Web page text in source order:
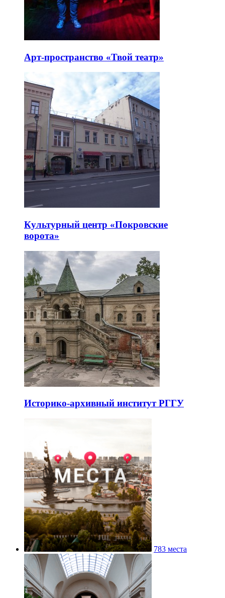
Арт-пространство «Твой театр»
Культурный центр «Покровские
ворота»
Историко-архивный институт РГГУ
783 места